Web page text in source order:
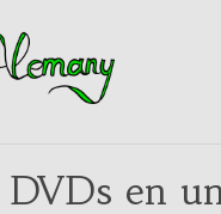
en